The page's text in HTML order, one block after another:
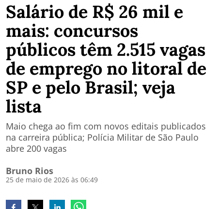
Salário de R$ 26 mil e
mais: concursos
públicos têm 2.515 vagas
de emprego no litoral de
SP e pelo Brasil; veja
lista
Maio chega ao fim com novos editais publicados
na carreira pública; Polícia Militar de São Paulo
abre 200 vagas
Bruno Rios
25 de maio de 2026 às 06:49